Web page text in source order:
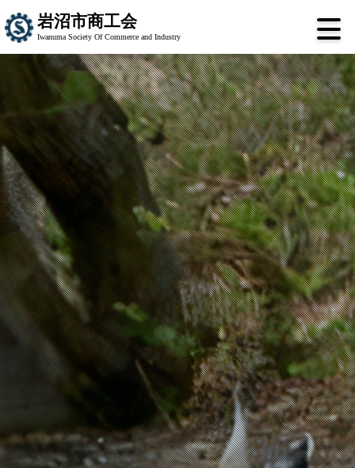
岩沼市商工会
Iwanuma Society Of Commerce and Industry